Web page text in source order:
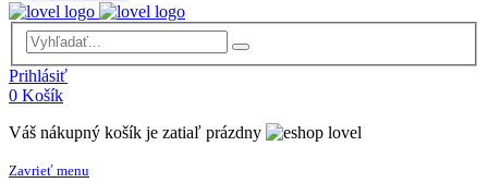
Prihlásiť
0 Košík
Váš nákupný košík je zatiaľ prázdny
Zavrieť menu